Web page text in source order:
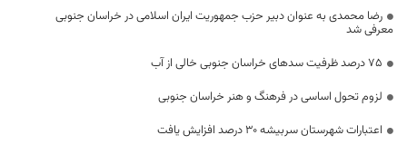
رضا محمدی به عنوان دبیر حزب جمهوریت ایران اسلامی در خراسان جنوبی
معرفی شد
75 درصد ظرفیت سدهای خراسان جنوبی خالی از آب
لزوم تحول اساسی در فرهنگ و هنر خراسان جنوبی
اعتبارات شهرستان سربیشه ۳۰ درصد افزایش یافت